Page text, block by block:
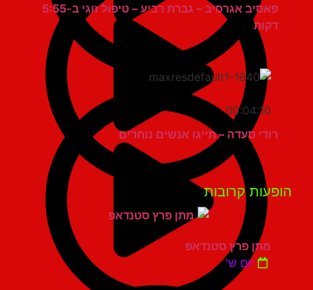
פאסיב אגרסיב – גברת רביע – טיפול זוגי ב-5:55
00:04:10
רודי סעדה – תייגו אנשים נוחרים
קרובות
מתן פרץ סטנדאפ
יום ש'